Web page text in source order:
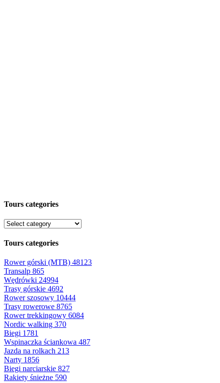
Tours categories
Tours categories
Rower górski (MTB) 48123
Transalp 865
Wędrówki 24994
Trasy górskie 4692
Rower szosowy 10444
Trasy rowerowe 8765
Rower trekkingowy 6084
Nordic walking 370
Biegi 1781
Wspinaczka ściankowa 487
Jazda na rolkach 213
Narty 1856
Biegi narciarskie 827
Rakiety śnieżne 590